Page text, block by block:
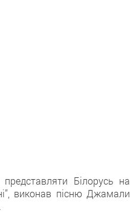
Білорусь на
виконав пісню Джамали